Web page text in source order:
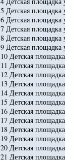
5 Детская площадка
6 Детская площадка
7 Детская площадка
8 Детская
9 Детская
10 Детская
11 Детская
12 Детская
13 Детская
14 Детская
15 Детская
16 Детская
17 Детская
18 Детская
19 Детская
20 Детская
21 Детская